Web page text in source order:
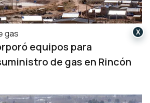
gas
equipos para
de gas en Rincón
X